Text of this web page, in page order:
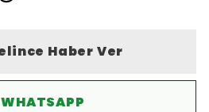
Haber Ver
WHATSAPP